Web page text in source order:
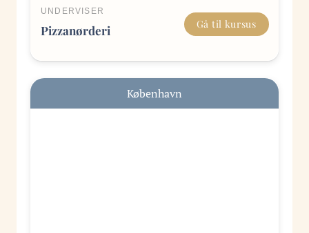
UNDERVISER
Pizzanørderi Gå til kursus
København